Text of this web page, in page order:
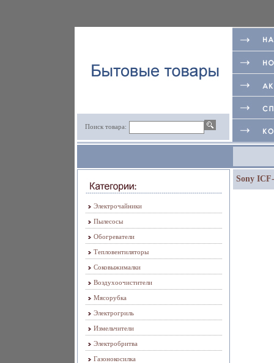
Поиск товара:
Электрочайники
Пылесосы
Обогреватели
Тепловентиляторы
Соковыжималки
Воздухоочистители
Мясорубка
Электрогриль
Измельчители
Электробритва
Газонокосилка
Sony